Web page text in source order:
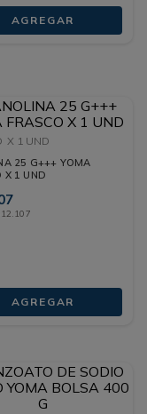
AGREGAR
X 1 UND
25 G+++ YOMA
X 1 UND
12 107
AGREGAR